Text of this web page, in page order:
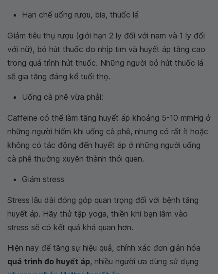
Hạn chế uống rượu, bia, thuốc lá
Giảm tiêu thụ rượu (giới hạn 2 ly đối với nam và 1 ly đối
với nữ), bỏ hút thuốc do nhịp tim và huyết áp tăng cao
trong quá trình hút thuốc. Những người bỏ hút thuốc lá
sẽ gia tăng đáng kể tuổi thọ.
Uống cà phê vừa phải:
Caffeine có thể làm tăng huyết áp khoảng 5-10 mmHg ở
những người hiếm khi uống cà phê, nhưng có rất ít hoặc
không có tác động đến huyết áp ở những người uống
cà phê thường xuyên thành thói quen.
Giảm stress
Stress lâu dài đóng góp quan trọng đối với bệnh tăng
huyết áp. Hãy thử tập yoga, thiền khi bạn lâm vào
stress sẽ có kết quả khả quan hơn.
Hiện nay để tăng sự hiệu quả, chính xác đơn giản hóa
quá trình đo huyết áp, nhiều người ưa dùng sử dụng